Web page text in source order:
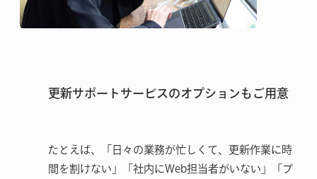
更新サポートサービスのオプションもご用意
たとえば、「日々の業務が忙しくて、更新作業に時
間を割けない」「社内にWeb担当者がいない」「プ